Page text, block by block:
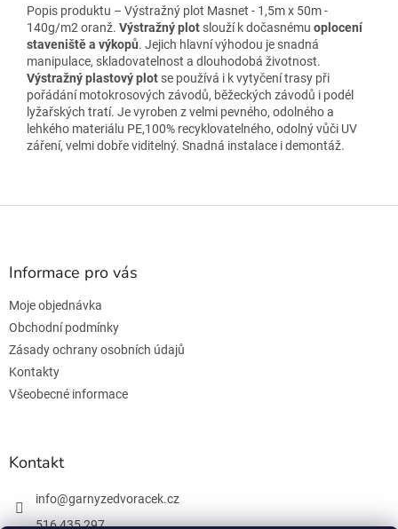
Popis produktu – Výstražný plot Masnet - 1,5m x 50m -
140g/m2 oranž. Výstražný plot slouží k dočasnému oplocení
staveniště a výkopů. Jejich hlavní výhodou je snadná
manipulace, skladovatelnost a dlouhodobá životnost.
Výstražný plastový plot se používá i k vytyčení trasy při
pořádání motokrosových závodů, běžeckých závodů i podél
lyžařských tratí. Je vyroben z velmi pevného, odolného a
lehkého materiálu PE,100% recyklovatelného, odolný vůči UV
záření, velmi dobře viditelný. Snadná instalace i demontáž.
Z
Informace pro vás
Moje objednávka
Obchodní podmínky
Zásady ochrany osobních údajů
Kontakty
Všeobecné informace
Kontakt
info@garnyzedvoracek.cz
516 435 297